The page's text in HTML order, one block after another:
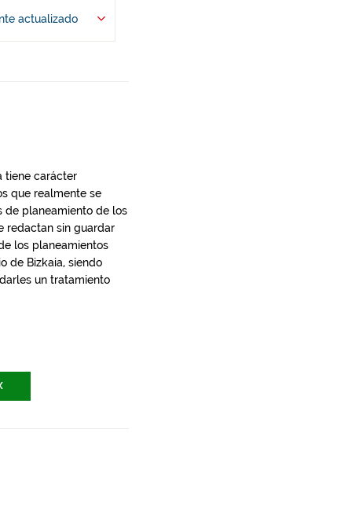
actualizado
tiene carácter
que realmente se
de planeamiento de los
redactan sin guardar
los planeamientos
de Bizkaia, siendo
un tratamiento